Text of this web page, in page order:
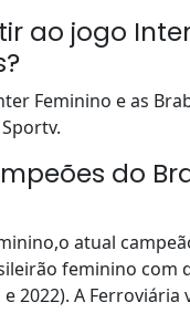
ao jogo
Feminino e as
do
atual
feminino com
e 2022). A Ferroviária